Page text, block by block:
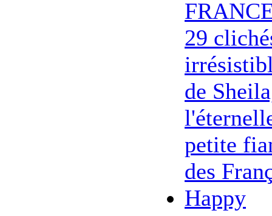
29
de
petite
des
Happy